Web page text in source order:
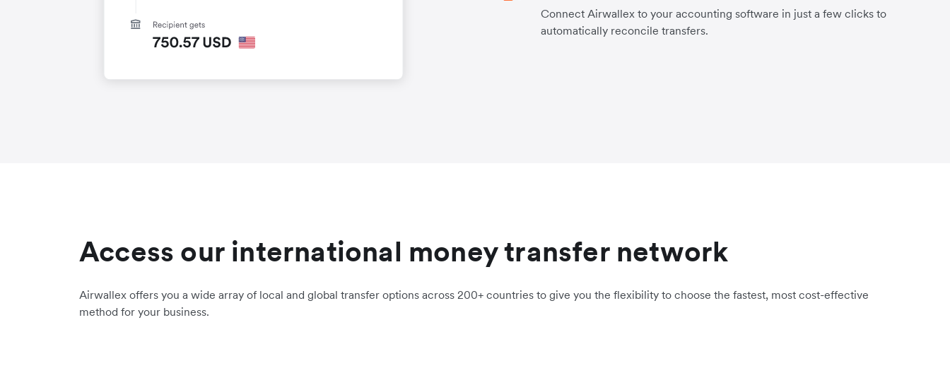
Connect Airwallex to your accounting software in just a few clicks to
automatically reconcile transfers.
Access our international money transfer network
Airwallex offers you a wide array of local and global transfer options across 200+ countries to give you the flexibility to choose the fastest, most cost-effective
method for your business.